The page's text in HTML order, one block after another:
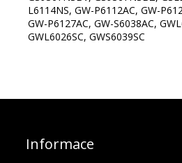
L6114NS, GW-P6112AC, GW-
GW-P6127AC, GW-S6038AC,
GWL6026SC, GWS6039SC
Informace